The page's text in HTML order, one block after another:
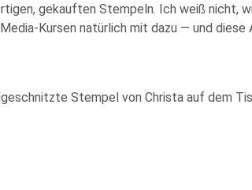
gekauften Stempeln. Ich weiß nicht,
Kursen natürlich mit dazu — und
Stempel von Christa auf dem